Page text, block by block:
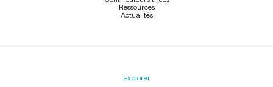
Ressources
Actualités
Explorer